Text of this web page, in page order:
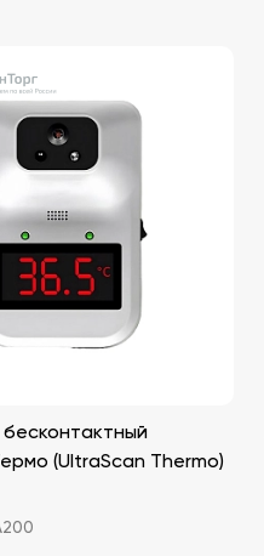
(UltraScan Thermo)